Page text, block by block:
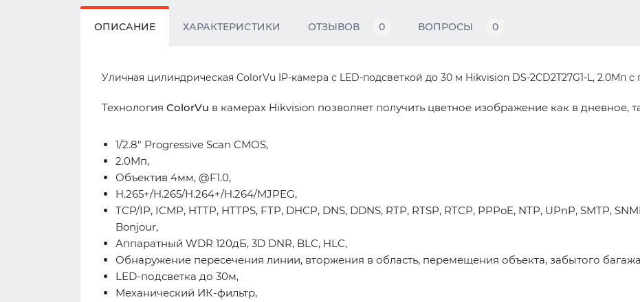
ОПИСАНИЕ ХАРАКТЕРИСТИКИ ОТЗЫВОВ 0 ВОПРОСЫ 0
Уличная цилиндрическая ColorVu IP-камера с LED-подсветкой до 30 м Hikvision DS-2CD2T27G1-L, 2.0Мп с
Технология ColorVu в камерах Hikvision позволяет получить цветное изображение как в дневное,
1/2.8" Progressive Scan CMOS,
2.0Мп,
Объектив 4мм, @F1.0,
H.265+/H.265/H.264+/H.264/MJPEG,
TCP/IP, ICMP, HTTP, HTTPS, FTP, DHCP, DNS, DDNS, RTP, RTSP, RTCP, PPPoE, NTP, UPnP, SMTP,
Bonjour,
Аппаратный WDR 120дБ, 3D DNR, BLC, HLC,
Обнаружение пересечения линии, вторжения в область, перемещения объекта, забытого
LED-подсветка до 30м,
Механический ИК-фильтр,